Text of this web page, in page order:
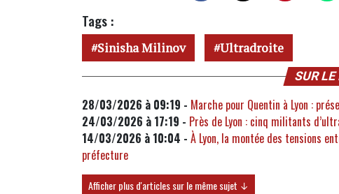
Tags :
Sinisha Milinov Ultradroite
SUR
28/03/2026 à 09:19 - Marche pour Quentin à Lyon :
24/03/2026 à 17:19 - Près de Lyon : cinq militants
14/03/2026 à 10:04 - À Lyon, la montée des tensions
préfecture
Afficher plus d'articles sur le même sujet ↓